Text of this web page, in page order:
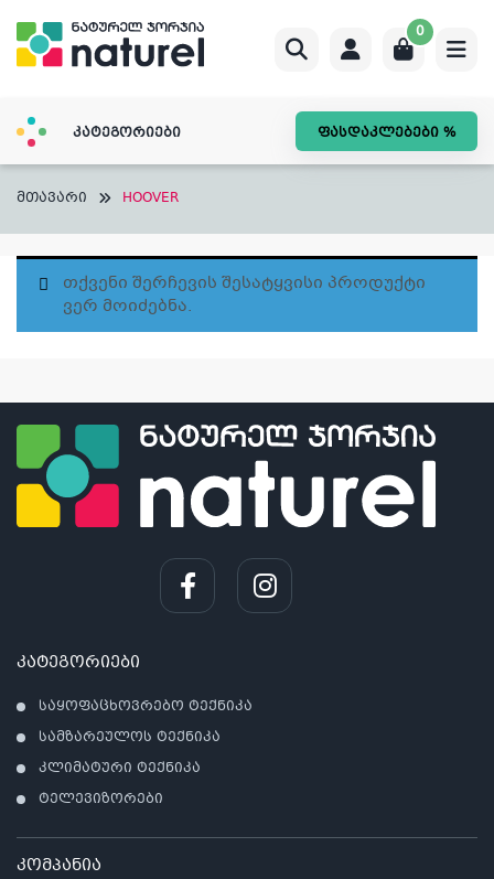
content
0
კატეგორიები ფასდაკლებები %
მთავარი HOOVER
Თქვენი Შერჩევის Შესატყვისი Პროდუქტი
Ვერ Მოიძებნა.
კატეგორიები
საყოფაცხოვრებო ტექნიკა
სამზარეულოს ტექნიკა
კლიმატური ტექნიკა
ტელევიზორები
კომპანია